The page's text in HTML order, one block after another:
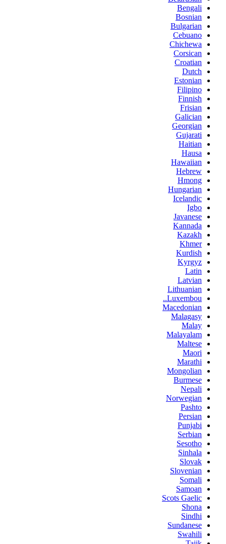
Bengali
Bosnian
Bulgarian
Cebuano
Chichewa
Corsican
Croatian
Dutch
Estonian
Filipino
Finnish
Frisian
Galician
Georgian
Gujarati
Haitian
Hausa
Hawaiian
Hebrew
Hmong
Hungarian
Icelandic
Igbo
Javanese
Kannada
Kazakh
Khmer
Kurdish
Kyrgyz
Latin
Latvian
Lithuanian
Luxembou..
Macedonian
Malagasy
Malay
Malayalam
Maltese
Maori
Marathi
Mongolian
Burmese
Nepali
Norwegian
Pashto
Persian
Punjabi
Serbian
Sesotho
Sinhala
Slovak
Slovenian
Somali
Samoan
Scots Gaelic
Shona
Sindhi
Sundanese
Swahili